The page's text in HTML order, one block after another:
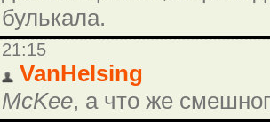
булькала.
21:15
VanHelsing
McKee, а что же